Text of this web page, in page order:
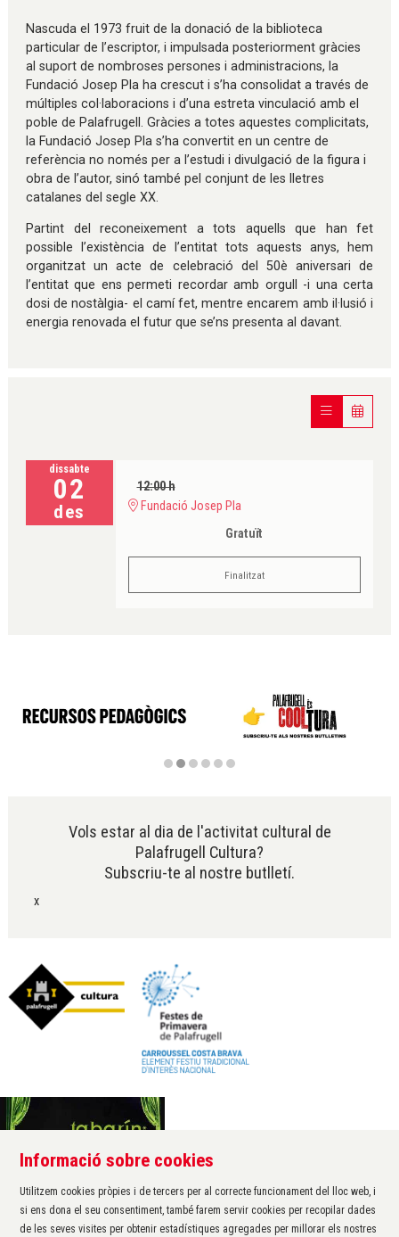
Nascuda el 1973 fruit de la donació de la biblioteca
particular de l’escriptor, i impulsada posteriorment gràcies
al suport de nombroses persones i administracions, la
Fundació Josep Pla ha crescut i s’ha consolidat a través de
múltiples col·laboracions i d’una estreta vinculació amb el
poble de Palafrugell. Gràcies a totes aquestes complicitats,
la Fundació Josep Pla s’ha convertit en un centre de
referència no només per a l’estudi i divulgació de la figura i
obra de l’autor, sinó també pel conjunt de les lletres
catalanes del segle XX.
Partint del reconeixement a tots aquells que han fet
possible l’existència de l’entitat tots aquests anys, hem
organitzat un acte de celebració del 50è aniversari de
l’entitat que ens permeti recordar amb orgull -i una certa
dosi de nostàlgia- el camí fet, mentre encarem amb il·lusió i
energia renovada el futur que se’ns presenta al davant.
dissabte
02
des
12:00 h
Fundació Josep Pla
Gratuït
Finalitzat
Vols estar al dia de l'activitat cultural de
Palafrugell Cultura?
Subscriu-te al nostre butlletí.
x
Àrea de cultura de l'Ajuntament de Palafrugell
Carrer Santa Margarida, 1
17200 Palafrugell
972 611 172 ·
cultura@palafrugell.cat
Informació sobre cookies
Utilitzem cookies pròpies i de tercers per al correcte funcionament del lloc web, i
si ens dona el seu consentiment, també farem servir cookies per recopilar dades
de les seves visites per obtenir estadístiques agregades per millorar els nostres